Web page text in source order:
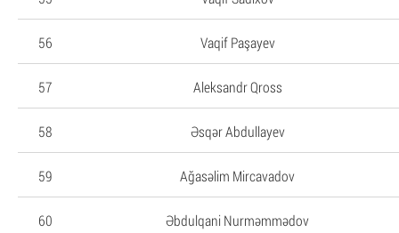
56 Vaqif Paşayev
57 Aleksandr Qross
58 Əsqər Abdullayev
59 Ağasəlim Mircavadov
60 Əbdulqani Nurməmmədov